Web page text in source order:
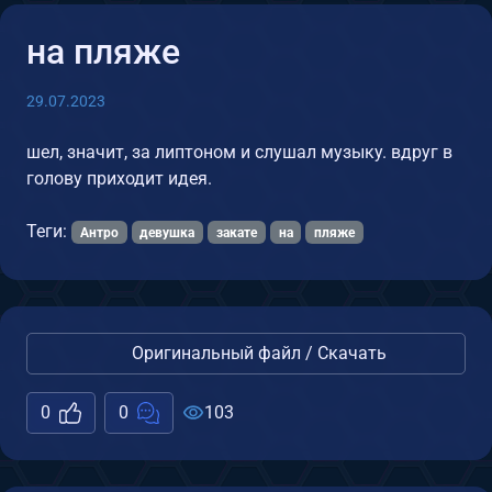
на пляже
29.07.2023
шел, значит, за липтоном и слушал музыку. вдруг в
голову приходит идея.
Теги: Антро девушка закате на пляже
Оригинальный файл / Скачать
0 0 103